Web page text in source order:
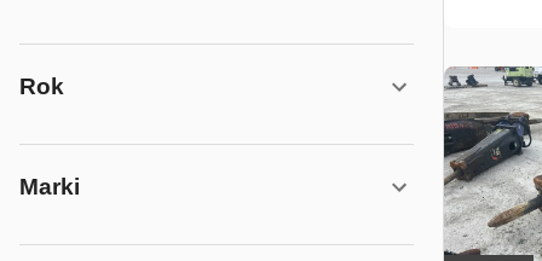
Rok
Marki